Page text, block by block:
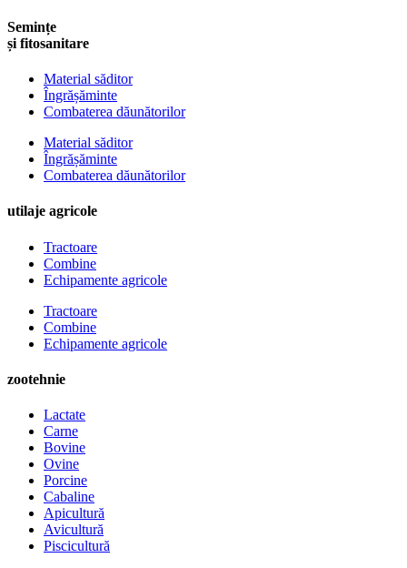
Semințe
și fitosanitare
Material săditor
Îngrășăminte
Combaterea dăunătorilor
Material săditor
Îngrășăminte
Combaterea dăunătorilor
utilaje agricole
Tractoare
Combine
Echipamente agricole
Tractoare
Combine
Echipamente agricole
zootehnie
Lactate
Carne
Bovine
Ovine
Porcine
Cabaline
Apicultură
Avicultură
Piscicultură